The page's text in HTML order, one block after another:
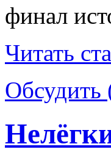
финал
Читать
Обсудить